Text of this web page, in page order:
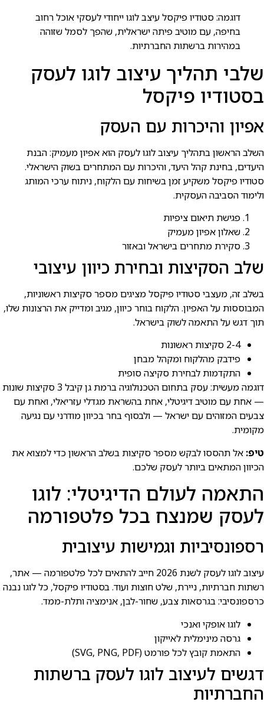
דוגמה: סטודיו פיקסל עיצב לוגו ייחודי לעסקי אוכל רחוב
בחיפה, עם מוטיב פיתה ישראלית, שהפך לסמל שזוהה
במהירות ברשתות החברתיות.
שלבי תהליך עיצוב לוגו לעסק
בסטודיו פיקסל
אפיון והיכרות עם העסק
השלב הראשון בתהליך עיצוב לוגו לעסק הוא אפיון מעמיק: הבנת
היעדים, בחינת קהל היעד, והיכרות עם המתחרים בשוק הישראלי.
סטודיו פיקסל משקיע זמן בשיחות עם הלקוח, ניתוח ערכי המותג
ולימוד הסביבה העסקית.
פגישת תיאום ציפיות
שאלון אפיון מעמיק
סקירת מתחרים בישראל ובאזור
שלב הסקיצות ובחירת כיוון עיצובי
בשלב זה, מעצבי סטודיו פיקסל מציגים מספר סקיצות ראשוניות,
המבוססות על האפיון. הלקוח בוחר כיוון, מגיב ומדייק את הרצונות שלו,
תוך דגש על התאמה לשוק בישראל.
2-4 סקיצות ראשונות
פידבק מהלקוח ומקהל מבחן
התקדמות לבחירת סקיצה סופית
דוגמה מעשית: עסק בתחום הטכנולוגיה ברמת גן קיבל 3 סקיצות שונות
— אחת עם מוטיב דיגיטלי, אחת בהשראת מגדלי עזריאלי, ואחת עם
צבעים המזוהים עם ישראל — ולבסוף בחר בכיוון מודרני עם נגיעה
מקומית.
טיפ: אל תהססו לבקש מספר סקיצות בשלב הראשון כדי למצוא את
הכיוון המתאים ביותר לעסק שלכם.
התאמה לעולם הדיגיטלי: לוגו
לעסק שמנצח בכל פלטפורמה
רספונסיביות וגמישות עיצובית
עיצוב לוגו לעסק לשנת 2026 חייב להתאים לכל פלטפורמה — אתר,
רשתות חברתיות, ניירת, שלט חוצות ועוד. בסטודיו פיקסל, כל לוגו נבנה
כרספונסיבי: בגרסאות צבע, שחור-לבן, אנימציה ותלת-ממד.
לוגו אופקי ואנכי
גרסה מינימלית לאייקון
התאמת קובץ לכל פורמט (SVG, PNG, PDF)
דגשים לעיצוב לוגו לעסק ברשתות
החברתיות